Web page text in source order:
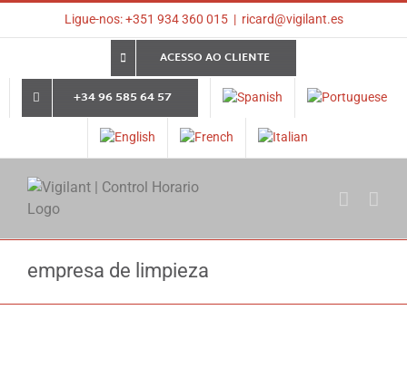
Ligue-nos: +351 934 360 015 | ricard@vigilant.es
ACESSO AO CLIENTE
+34 96 585 64 57
empresa de limpieza